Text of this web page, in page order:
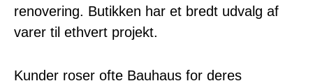
renovering. Butikken har et bredt udvalg af
varer til ethvert projekt.
Kunder roser ofte Bauhaus for deres